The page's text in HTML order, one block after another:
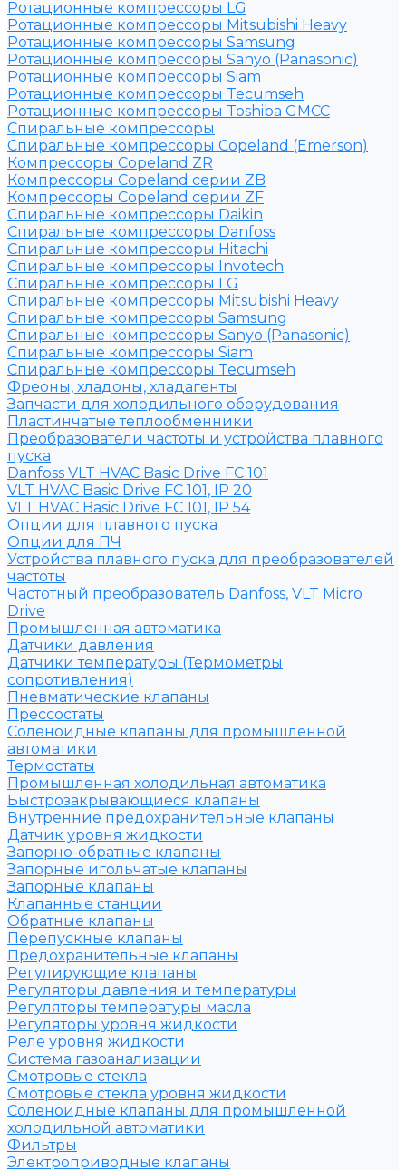
Ротационные компрессоры LG
Ротационные компрессоры Mitsubishi Heavy
Ротационные компрессоры Samsung
Ротационные компрессоры Sanyo (Panasonic)
Ротационные компрессоры Siam
Ротационные компрессоры Tecumseh
Ротационные компрессоры Toshiba GMCC
Спиральные компрессоры
Спиральные компрессоры Copeland (Emerson)
Компрессоры Copeland ZR
Компрессоры Copeland серии ZB
Компрессоры Copeland серии ZF
Спиральные компрессоры Daikin
Спиральные компрессоры Danfoss
Спиральные компрессоры Hitachi
Спиральные компрессоры Invotech
Спиральные компрессоры LG
Спиральные компрессоры Mitsubishi Heavy
Спиральные компрессоры Samsung
Спиральные компрессоры Sanyo (Panasonic)
Спиральные компрессоры Siam
Спиральные компрессоры Tecumseh
Фреоны, хладоны, хладагенты
Запчасти для холодильного оборудования
Пластинчатые теплообменники
Преобразователи частоты и устройства плавного
пуска
Danfoss VLT HVAC Basic Drive FC 101
VLT HVAC Basic Drive FC 101, IP 20
VLT HVAC Basic Drive FC 101, IP 54
Опции для плавного пуска
Опции для ПЧ
Устройства плавного пуска для преобразователей
частоты
Частотный преобразователь Danfoss, VLT Micro
Drive
Промышленная автоматика
Датчики давления
Датчики температуры (Термометры
сопротивления)
Пневматические клапаны
Прессостаты
Соленоидные клапаны для промышленной
автоматики
Термостаты
Промышленная холодильная автоматика
Быстрозакрывающиеся клапаны
Внутренние предохранительные клапаны
Датчик уровня жидкости
Запорно-обратные клапаны
Запорные игольчатые клапаны
Запорные клапаны
Клапанные станции
Обратные клапаны
Перепускные клапаны
Предохранительные клапаны
Регулирующие клапаны
Регуляторы давления и температуры
Регуляторы температуры масла
Регуляторы уровня жидкости
Реле уровня жидкости
Система газоанализации
Смотровые стекла
Смотровые стекла уровня жидкости
Соленоидные клапаны для промышленной
холодильной автоматики
Фильтры
Электроприводные клапаны